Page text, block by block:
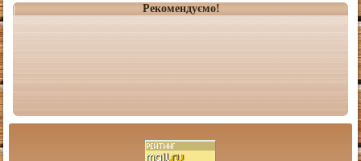
Рекомендуємо!